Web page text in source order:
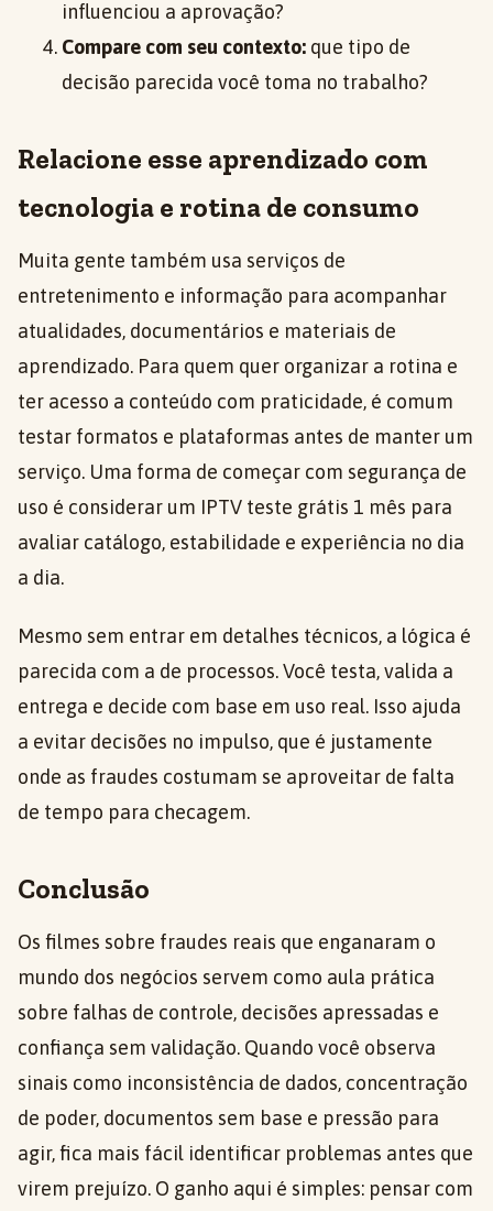
influenciou a aprovação?
Compare com seu contexto: que tipo de
decisão parecida você toma no trabalho?
Relacione esse aprendizado com
tecnologia e rotina de consumo
Muita gente também usa serviços de
entretenimento e informação para acompanhar
atualidades, documentários e materiais de
aprendizado. Para quem quer organizar a rotina e
ter acesso a conteúdo com praticidade, é comum
testar formatos e plataformas antes de manter um
serviço. Uma forma de começar com segurança de
uso é considerar um IPTV teste grátis 1 mês para
avaliar catálogo, estabilidade e experiência no dia
a dia.
Mesmo sem entrar em detalhes técnicos, a lógica é
parecida com a de processos. Você testa, valida a
entrega e decide com base em uso real. Isso ajuda
a evitar decisões no impulso, que é justamente
onde as fraudes costumam se aproveitar de falta
de tempo para checagem.
Conclusão
Os filmes sobre fraudes reais que enganaram o
mundo dos negócios servem como aula prática
sobre falhas de controle, decisões apressadas e
confiança sem validação. Quando você observa
sinais como inconsistência de dados, concentração
de poder, documentos sem base e pressão para
agir, fica mais fácil identificar problemas antes que
virem prejuízo. O ganho aqui é simples: pensar com